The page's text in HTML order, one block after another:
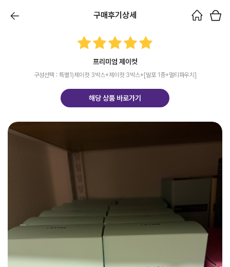
구매후기상세
프리미엄 제이컷
구성선택 : 특별1)제이컷 3박스+제이컷 3박스+[발포 1종+멀티파우치]
해당 상품 바로가기